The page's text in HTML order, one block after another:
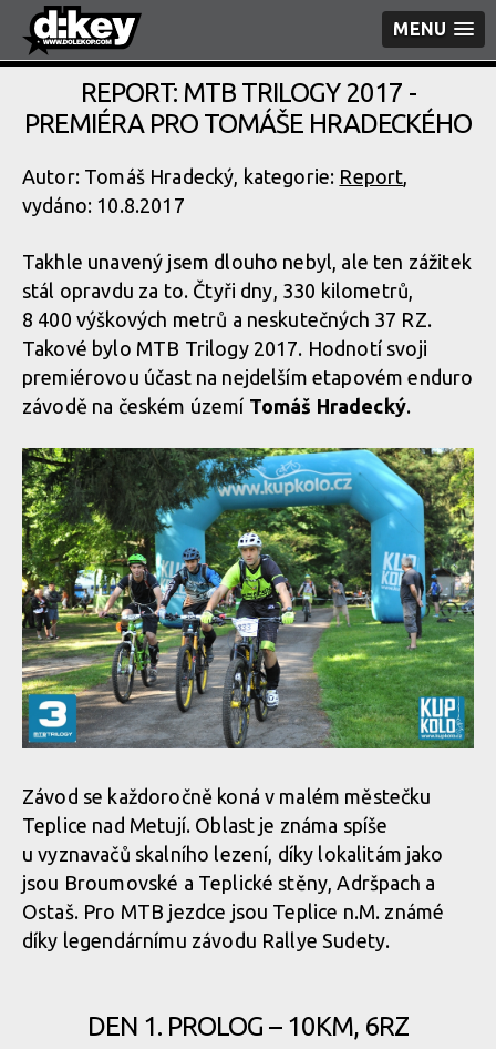
MENU
REPORT: MTB TRILOGY 2017 -
PREMIÉRA PRO TOMÁŠE HRADECKÉHO
Autor: Tomáš Hradecký, kategorie: Report,
vydáno: 10.8.2017
Takhle unavený jsem dlouho nebyl, ale ten zážitek
stál opravdu za to. Čtyři dny, 330 kilometrů,
8 400 výškových metrů a neskutečných 37 RZ.
Takové bylo MTB Trilogy 2017. Hodnotí svoji
premiérovou účast na nejdelším etapovém enduro
závodě na českém území Tomáš Hradecký.
Závod se každoročně koná v malém městečku
Teplice nad Metují. Oblast je známa spíše
u vyznavačů skalního lezení, díky lokalitám jako
jsou Broumovské a Teplické stěny, Adršpach a
Ostaš. Pro MTB jezdce jsou Teplice n.M. známé
díky legendárnímu závodu Rallye Sudety.
DEN 1. PROLOG – 10KM, 6RZ